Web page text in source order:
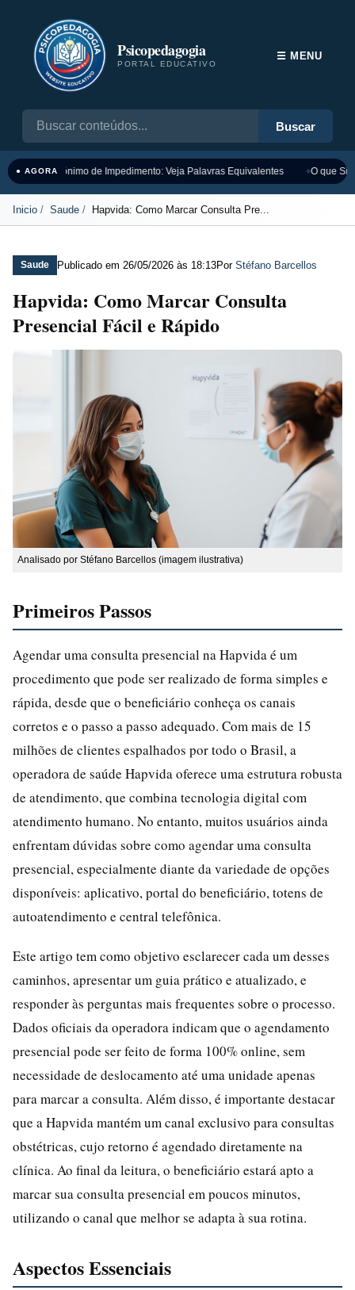
Psicopedagogia
PORTAL EDUCATIVO
Buscar
☰ MENU
● AGORASinônimo de Impedimento: Veja Palavras Equivalentes O que
Inicio Saude Hapvida: Como Marcar Consulta Pre...
Saude Publicado em 26/05/2026 às 18:13Por Stéfano Barcellos
Hapvida: Como Marcar Consulta
Presencial Fácil e Rápido
Analisado por Stéfano Barcellos (imagem ilustrativa)
Primeiros Passos
Agendar uma consulta presencial na Hapvida é um
procedimento que pode ser realizado de forma simples e
rápida, desde que o beneficiário conheça os canais
corretos e o passo a passo adequado. Com mais de 15
milhões de clientes espalhados por todo o Brasil, a
operadora de saúde Hapvida oferece uma estrutura robusta
de atendimento, que combina tecnologia digital com
atendimento humano. No entanto, muitos usuários ainda
enfrentam dúvidas sobre como agendar uma consulta
presencial, especialmente diante da variedade de opções
disponíveis: aplicativo, portal do beneficiário, totens de
autoatendimento e central telefônica.
Este artigo tem como objetivo esclarecer cada um desses
caminhos, apresentar um guia prático e atualizado, e
responder às perguntas mais frequentes sobre o processo.
Dados oficiais da operadora indicam que o agendamento
presencial pode ser feito de forma 100% online, sem
necessidade de deslocamento até uma unidade apenas
para marcar a consulta. Além disso, é importante destacar
que a Hapvida mantém um canal exclusivo para consultas
obstétricas, cujo retorno é agendado diretamente na
clínica. Ao final da leitura, o beneficiário estará apto a
marcar sua consulta presencial em poucos minutos,
utilizando o canal que melhor se adapta à sua rotina.
Aspectos Essenciais